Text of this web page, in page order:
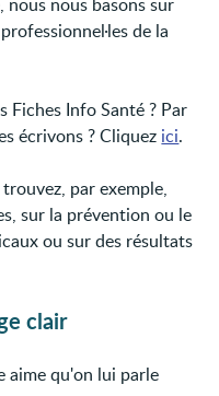
de la
Fiches Info Santé ? Par
écrivons ? Cliquez ici.
par exemple,
sur la prévention ou le
ou sur des résultats
clair
aime qu'on lui parle